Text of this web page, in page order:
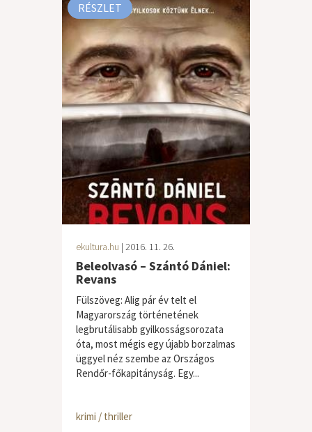
RÉSZLET
ekultura.hu | 2016. 11. 26.
Beleolvasó – Szántó Dániel:
Revans
Fülszöveg: Alig pár év telt el
Magyarország történetének
legbrutálisabb gyilkosságsorozata
óta, most mégis egy újabb borzalmas
üggyel néz szembe az Országos
Rendőr-főkapitányság. Egy...
krimi / thriller